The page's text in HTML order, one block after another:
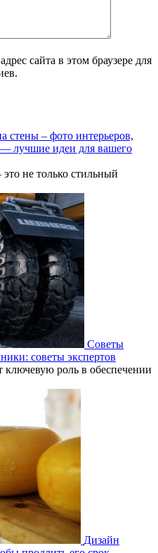
сайта в этом браузере для
стены – фото интерьеров,
лучшие идеи для вашего
не только стильный
Советы
советы экспертов
роль в обеспечении
Дизайн